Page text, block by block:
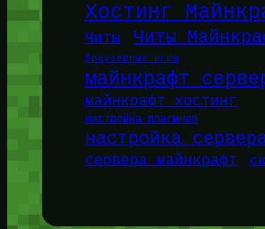
Хостинг
Читы Читы
браузерные игры
майнкрафт
майнкрафт хостинг
настройка плагинов
настройка
сервера майнкрафт